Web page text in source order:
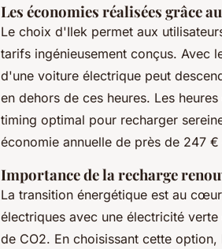
Les économies réalisées grâce
Le choix d'Ilek permet aux
tarifs ingénieusement conçus. Avec
d'une voiture électrique peut
en dehors de ces heures. Les
timing optimal pour recharger
économie annuelle de près de 247
Importance de la recharge
La transition énergétique est au
électriques avec une électricité
de CO2. En choisissant cette